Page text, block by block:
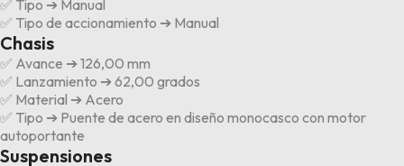
✅ Tipo ➔ Manual
✅ Tipo de accionamiento ➔ Manual
Chasis
✅ Avance ➔ 126,00 mm
✅ Lanzamiento ➔ 62,00 grados
✅ Material ➔ Acero
✅ Tipo ➔ Puente de acero en diseño monocasco con motor
autoportante
Suspensiones